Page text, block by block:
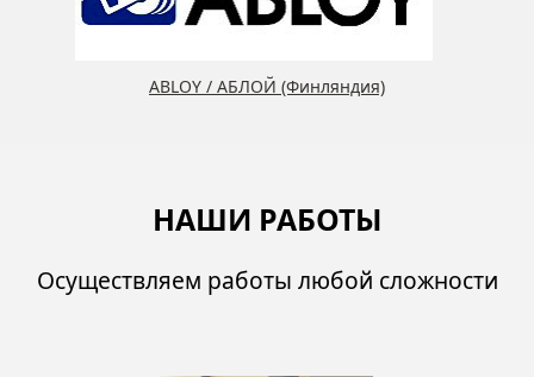
ABLOY / АБЛОЙ (Финляндия)
НАШИ РАБОТЫ
Осуществляем работы любой сложности